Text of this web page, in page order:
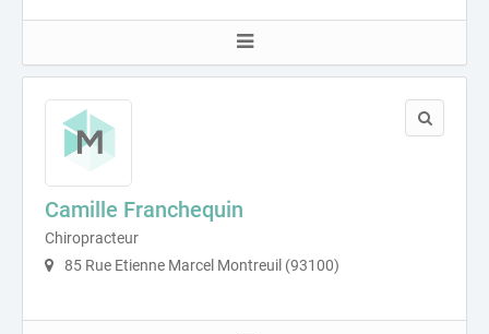
Camille Franchequin
Chiropracteur
85 Rue Etienne Marcel Montreuil (93100)